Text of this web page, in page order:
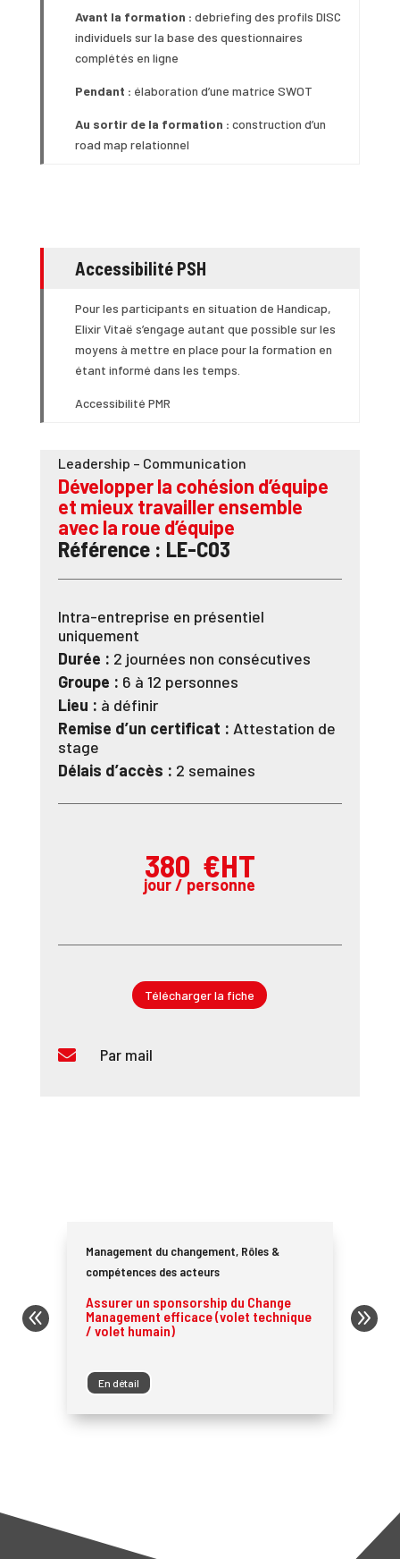
Avant la formation : debriefing des profils DISC
individuels sur la base des questionnaires
complétés en ligne
Pendant : élaboration d’une matrice SWOT
Au sortir de la formation : construction d’un
road map relationnel
Accessibilité PSH
Pour les participants en situation de Handicap,
Elixir Vitaë s’engage autant que possible sur les
moyens à mettre en place pour la formation en
étant informé dans les temps.
Accessibilité PMR
Leadership – Communication
Développer la cohésion d’équipe
et mieux travailler ensemble
avec la roue d’équipe
Référence : LE-C03
Intra-entreprise en présentiel
uniquement
Durée : 2 journées non consécutives
Groupe : 6 à 12 personnes
Lieu : à définir
Remise d’un certificat : Attestation de
stage
Délais d’accès : 2 semaines
380 €HT
jour / personne
Télécharger la fiche
 Par mail
Management du changement, Rôles &
compétences des acteurs
Assurer un sponsorship du Change
Management efficace (volet technique
/ volet humain)
En détail